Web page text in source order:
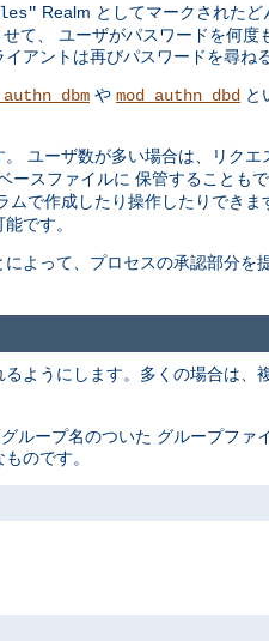
Realm としてマークされた
て、 ユーザがパスワードを何度
アントは再びパスワードを尋ね
や mod_authn_dbd と
ユーザ数が多い場合は、リク
スファイルに 保管することもで
ムで作成したり操作したりできま
です。
よって、プロセスの承認部分を
ようにします。多くの場合は、
ループ名のついた グループファ
のです。